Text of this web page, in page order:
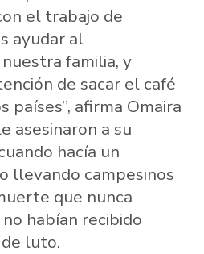
el trabajo de
ayudar al
familia, y
de sacar el café
afirma Omaira
asesinaron a su
hacía un
llevando campesinos
que nunca
habían recibido
luto.